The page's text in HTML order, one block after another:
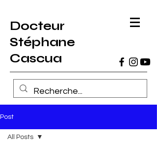
Docteur
Stéphane
Cascua
Post
All Posts